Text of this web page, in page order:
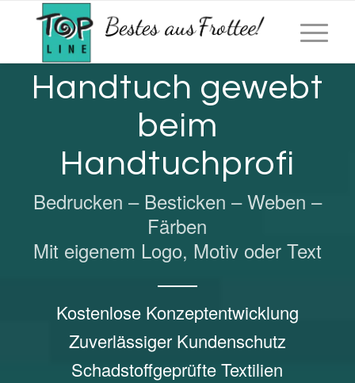
91723 Dittenheim
Handtuch gewebt
beim
Handtuchprofi
Bedrucken – Besticken – Weben –
Färben
Mit eigenem Logo, Motiv oder Text
Kostenlose Konzeptentwicklung
Zuverlässiger Kundenschutz
Schadstoffgeprüfte Textilien